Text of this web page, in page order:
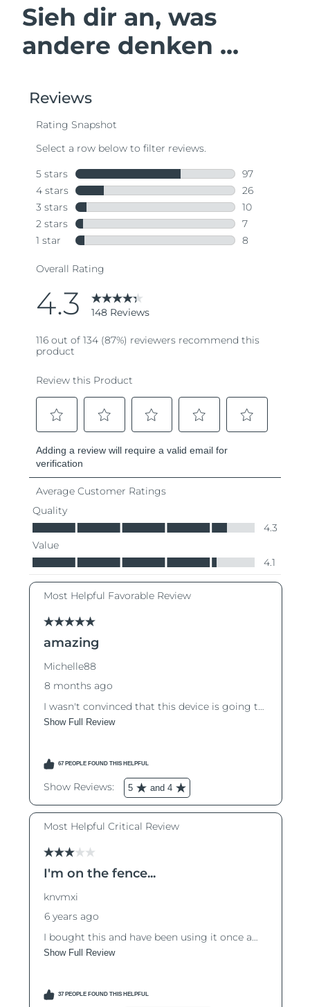
Sieh dir an, was
andere denken ...